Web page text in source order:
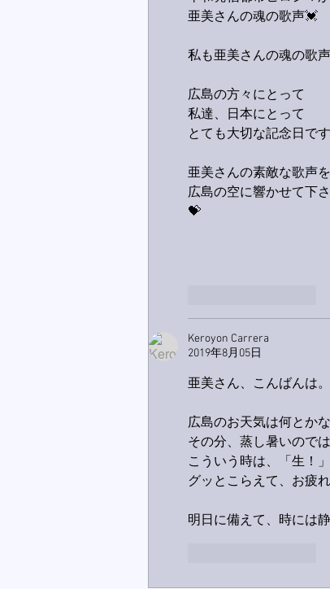
亜美さんの魂の歌声💓
私も亜美さんの魂の歌
広島の方々にとって
私達、日本にとって
とても大切な記念日で
亜美さんの素敵な歌声を
広島の空に響かせて下
💝
Keroyon Carrera
2019年8月05日
亜美さん、こんばんは。
広島のお天気は何とか
その分、蒸し暑いので
こういう時は、「生！
グッとこらえて、お疲
明日に備えて、時には